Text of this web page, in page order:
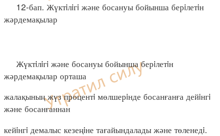
12-бап. Жүктiлiгi және босануы бойынша берiлетiн
жәрдемақылар
Жүктiлiгi және босануы бойынша берiлетiн
жәрдемақылар орташа
жалақының жүз процентi мөлшерiнде босанғанға дейiнгi
және босанғаннан
кейiнгi демалыс кезеңiне тағайындалады және төленедi.